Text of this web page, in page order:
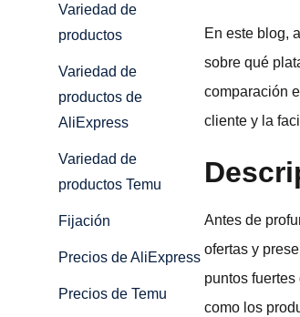
Variedad de
productos
Variedad de
productos de
AliExpress
Variedad de
productos Temu
Fijación
Precios de AliExpress
Precios de Temu
En este blog,
sobre qué
comparación
cliente y la
Antes de
ofertas y
puntos
como los